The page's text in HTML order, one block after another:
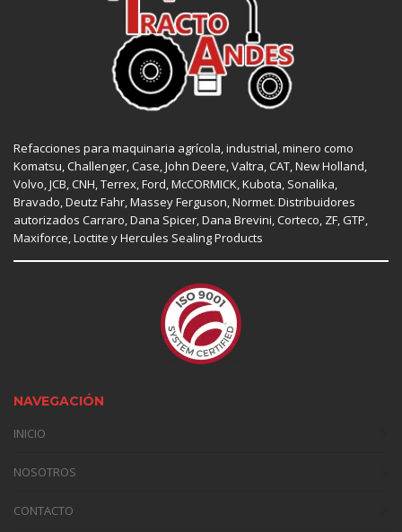
Refacciones para maquinaria agrícola, industrial, minero como
Komatsu, Challenger, Case John Deere , Valtra, CAT New Holland
Volvo, JCB CNH , Terrex, Ford , McCORMICK, Kubota , Sonalika,
Bravado, Deutz Fahr, Massey Ferguson Normet. Distribuidores
autorizados Carraro Dana Spicer , Dana Brevini, Corteco ZF GTP
Maxiforce, Loctite y Hercules Sealing Products
NAVEGACIÓN
INICIO
NOSOTROS
CONTACTO